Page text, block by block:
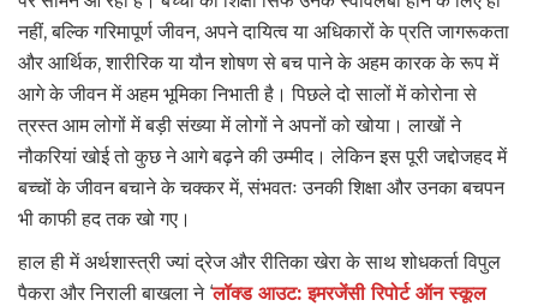
नहीं, बल्कि गरिमापूर्ण जीवन, अपने दायित्व या अधिकारों के प्रति जागरूकता
और आर्थिक, शारीरिक या यौन शोषण से बच पाने के अहम कारक के रूप में
आगे के जीवन में अहम भूमिका निभाती है। पिछले दो सालों में कोरोना से
त्रस्त आम लोगों में बड़ी संख्या में लोगों ने अपनों को खोया। लाखों ने
नौकरियां खोई तो कुछ ने आगे बढ़ने की उम्मीद। लेकिन इस पूरी जद्दोजहद में
बच्चों के जीवन बचाने के चक्कर में, संभवतः उनकी शिक्षा और उनका बचपन
भी काफी हद तक खो गए।
हाल ही में अर्थशास्त्री ज्यां द्रेज और रीतिका खेरा के साथ शोधकर्ता विपुल
पैकरा और निराली बाखला ने ‘लॉक्ड आउट: इमरजेंसी रिपोर्ट ऑन स्कूल